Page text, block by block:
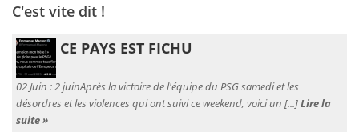
C'est vite dit !
CE PAYS EST FICHU
02 Juin :2 juinAprès la victoire de l'équipe du PSG samedi et les
désordres et les violences qui ont suivi ce weekend, voici un [...]Lire la
suite »